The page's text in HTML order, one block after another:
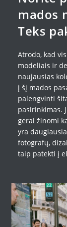
mados
Teks
Atrodo, kad
modeliais ir
naujausias
į šį mados
palengvinti
pasirinkimas.
gerai žinomi
yra
fotografų,
taip patekti į